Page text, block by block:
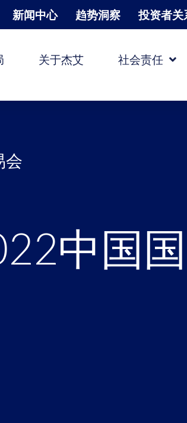
新闻中心 趋势洞察 投资者关
关于杰艾 社会责任
会
中国